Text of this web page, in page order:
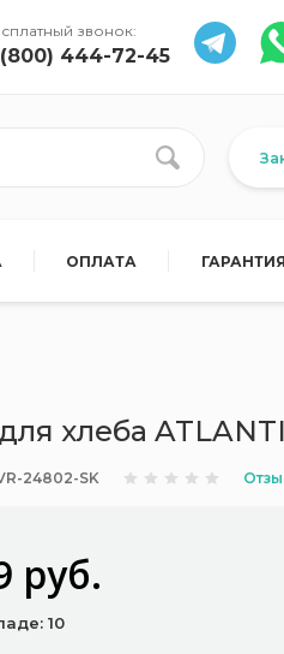
звонок:
444-72-45
ОПЛАТА
хлеба
24802-SK
руб.
10